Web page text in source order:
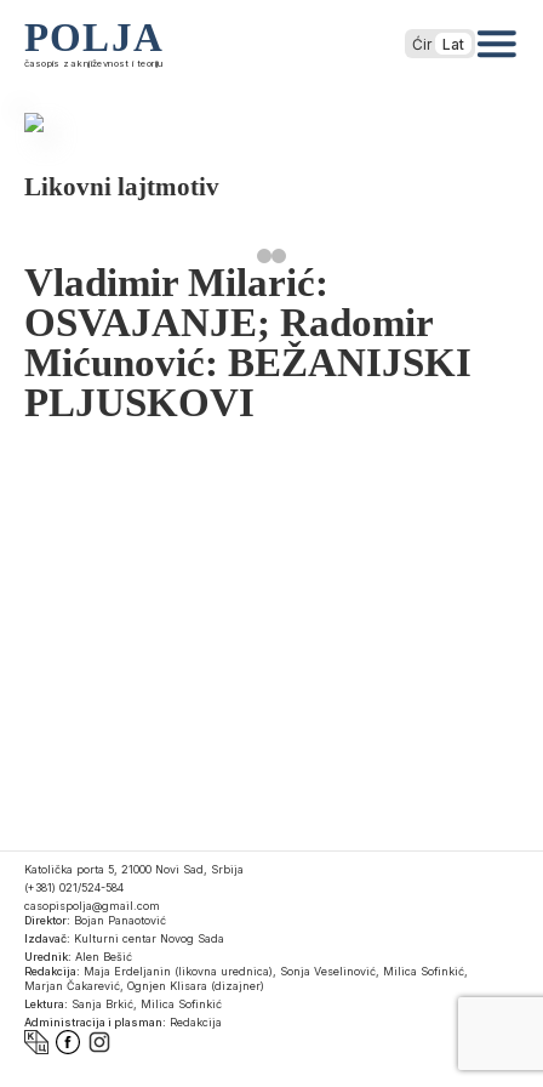
POLJA
časopis za književnost i teoriju
Ćir Lat
Likovni lajtmotiv
Vladimir Milarić:
OSVAJANJE; Radomir
Mićunović: BEŽANIJSKI
PLJUSKOVI
Katolička porta 5, 21000 Novi Sad, Srbija
(+381) 021/524-584
casopispolja@gmail.com
Direktor: Bojan Panaotović
Izdavač: Kulturni centar Novog Sada
Urednik: Alen Bešić
Redakcija: Maja Erdeljanin (likovna urednica), Sonja Veselinović, Milica Sofinkić,
Marjan Čakarević, Ognjen Klisara (dizajner)
Lektura: Sanja Brkić, Milica Sofinkić
Administracija i plasman: Redakcija